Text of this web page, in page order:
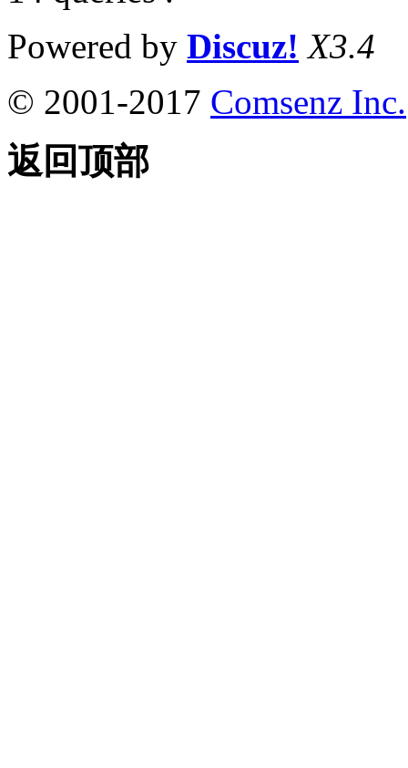
Powered by Discuz! X3.4
© 2001-2017 Comsenz Inc.
返回顶部